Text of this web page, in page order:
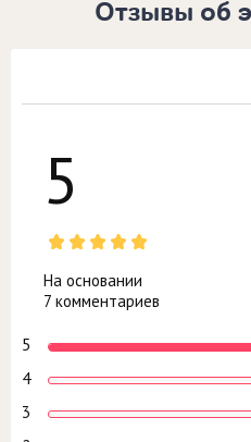
Отзывы об
5
На основании
7 комментариев
5
4
3